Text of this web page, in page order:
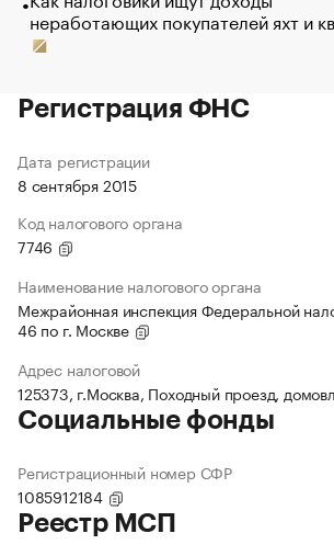
неработающих покупателей яхт и
Регистрация ФНС
Дата регистрации
8 сентября 2015
Код налогового органа
7746
Наименование налогового органа
Межрайонная инспекция Федеральной
46 по г. Москве
Адрес налоговой
125373, г.Москва, Походный проезд,
Социальные фонды
Регистрационный номер СФР
1085912184
Реестр МСП